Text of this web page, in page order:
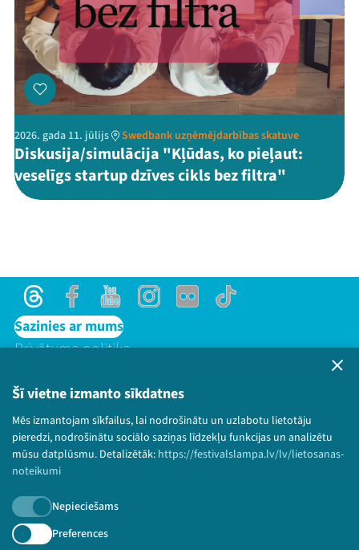
Šī vietne izmanto sīkdatnes
Mēs izmantojam sīkfailus, lai nodrošinātu un uzlabotu lietotāju
pieredzi, nodrošinātu sociālo saziņas līdzekļu funkcijas un analizētu
mūsu datplūsmu. Detalizētāk: https://festivalslampa.lv/lv/lietosanas-
noteikumi
Nepieciešams
Preferences
2026. gada 11. jūlijs Swedbank uzņēmējdarbības skatuve
Diskusija/simulācija "Kļūdas, ko pieļaut:
veselīgs startup dzīves cikls bez filtra"
ThreadsFacebookYoutubeInstagram
Flick TikTok
Sazinies ar mums
Privātuma politika
Bērnu aizsardzības politika
© 2026 Sarunu festivāls LAMPA Visas tiesības
paturētas.
Piesakies jaunumiem!